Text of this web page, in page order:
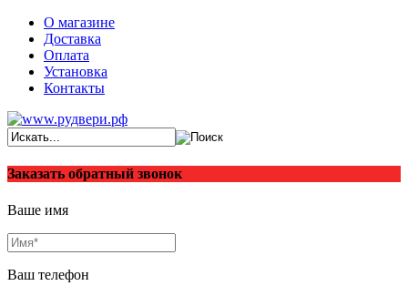
О магазине
Доставка
Оплата
Установка
Контакты
Заказать обратный звонок
Ваше имя
Ваш телефон